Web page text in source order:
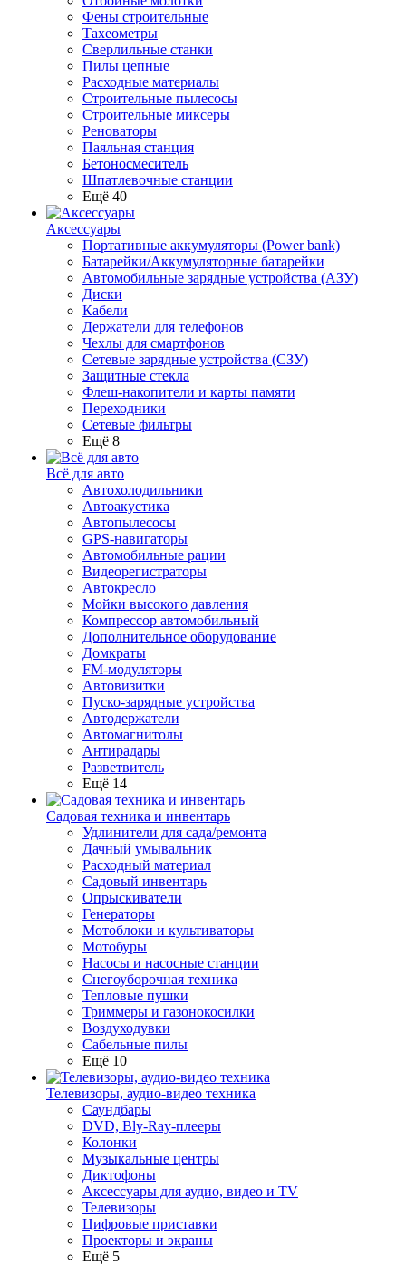
Фены строительные
Тахеометры
Сверлильные станки
Пилы цепные
Расходные материалы
Строительные пылесосы
Строительные миксеры
Реноваторы
Паяльная станция
Бетоносмеситель
Шпатлевочные станции
Ещё 40
Аксессуары
Портативные аккумуляторы (Power bank)
Батарейки/Аккумуляторные батарейки
Автомобильные зарядные устройства (АЗУ)
Диски
Кабели
Держатели для телефонов
Чехлы для смартфонов
Сетевые зарядные устройства (СЗУ)
Защитные стекла
Флеш-накопители и карты памяти
Переходники
Сетевые фильтры
Ещё 8
Всё для авто
Автохолодильники
Автоакустика
Автопылесосы
GPS-навигаторы
Автомобильные рации
Видеорегистраторы
Автокресло
Мойки высокого давления
Компрессор автомобильный
Дополнительное оборудование
Домкраты
FM-модуляторы
Автовизитки
Пуско-зарядные устройства
Автодержатели
Автомагнитолы
Антирадары
Разветвитель
Ещё 14
Садовая техника и инвентарь
Удлинители для сада/ремонта
Дачный умывальник
Расходный материал
Садовый инвентарь
Опрыскиватели
Генераторы
Мотоблоки и культиваторы
Мотобуры
Насосы и насосные станции
Снегоуборочная техника
Тепловые пушки
Триммеры и газонокосилки
Воздуходувки
Сабельные пилы
Ещё 10
Телевизоры, аудио-видео техника
Саундбары
DVD, Bly-Ray-плееры
Колонки
Музыкальные центры
Диктофоны
Аксессуары для аудио, видео и TV
Телевизоры
Цифровые приставки
Проекторы и экраны
Ещё 5